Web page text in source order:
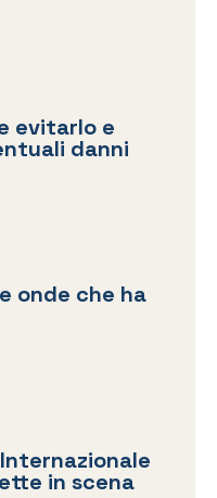
evitarlo e
danni
onde che ha
in scena